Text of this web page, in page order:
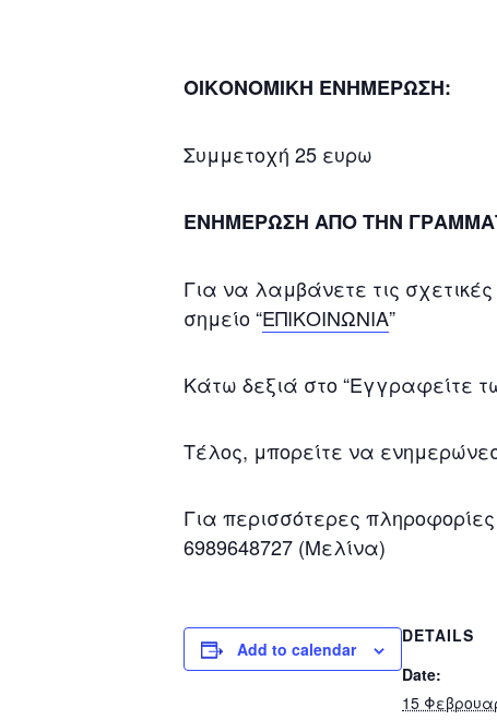
ΟΙΚΟΝΟΜΙΚΗ ΕΝΗΜΕΡΩΣΗ:
Συμμετοχή 25 ευρω
ΕΝΗΜΕΡΩΣΗ ΑΠΟ ΤΗΝ
Για να λαμβάνετε τις
σημείο “ΕΠΙΚΟΙΝΩΝΙΑ”
Κάτω δεξιά στο “Εγγραφείτε
Τέλος, μπορείτε να
Για περισσότερες
6989648727 (Μελίνα)
Add to calendar
DETAILS
Date:
15